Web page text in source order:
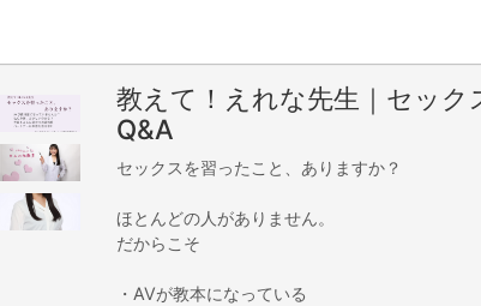
教えて！えれな先生｜セッ
Q&A
セックスを習ったこと、ありますか？
ほとんどの人がありません。
だからこそ
・AVが教本になっている